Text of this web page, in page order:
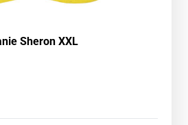
Sheron XXL